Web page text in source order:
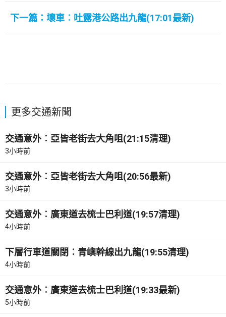
下一篇：壞車︰吐露港公路出九龍(17:01最新)
更多交通新聞
交通意外︰亞皆老街去大角咀(21:15清理)
3小時前
交通意外︰亞皆老街去大角咀(20:56最新)
3小時前
交通意外︰廣東道去梳士巴利道(19:57清理)
4小時前
下層行車道關閉︰青嶼幹線出九龍(19:55清理)
4小時前
交通意外︰廣東道去梳士巴利道(19:33最新)
5小時前